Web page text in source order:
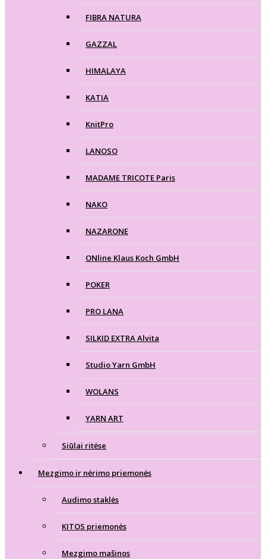
FIBRA NATURA
GAZZAL
HIMALAYA
KATIA
KnitPro
LANOSO
MADAME TRICOTE Paris
NAKO
NAZARONE
ONline Klaus Koch GmbH
POKER
PRO LANA
SILKID EXTRA Alvita
Studio Yarn GmbH
WOLANS
YARN ART
Siūlai ritėse
Mezgimo ir nėrimo priemonės
Audimo staklės
KITOS priemonės
Mezgimo mašinos